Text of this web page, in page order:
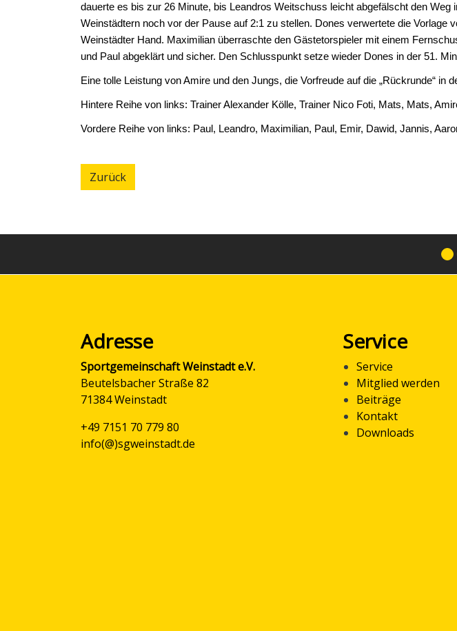
dauerte es bis zur 26 Minute, bis Leandros Weitschuss leicht abgefälscht den
Weinstädtern noch vor der Pause auf 2:1 zu stellen. Dones verwertete die
Weinstädter Hand. Maximilian überraschte den Gästetorspieler mit einem
und Paul abgeklärt und sicher. Den Schlusspunkt setze wieder Dones in der 51.
Eine tolle Leistung von Amire und den Jungs, die Vorfreude auf die „Rückrunde“ in
Hintere Reihe von links: Trainer Alexander Kölle, Trainer Nico Foti, Mats, Mats,
Vordere Reihe von links: Paul, Leandro, Maximilian, Paul, Emir, Dawid, Jannis,
Zurück
Adresse
Sportgemeinschaft Weinstadt e.V.
Beutelsbacher Straße 82
71384 Weinstadt
+49 7151 70 779 80
info(@)sgweinstadt.de
Service
Service
Mitglied werden
Beiträge
Kontakt
Downloads